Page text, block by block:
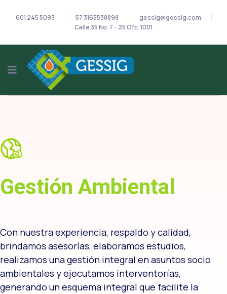
601 245 5093 57 3165538898
gessig@gessig.com
Calle 35 No. 7 - 25 Ofc. 1001
Gestión Ambiental
Con nuestra experiencia, respaldo y calidad,
brindamos asesorías, elaboramos estudios,
realizamos una gestión integral en asuntos socio
ambientales y ejecutamos interventorías,
generando un esquema integral que facilite la